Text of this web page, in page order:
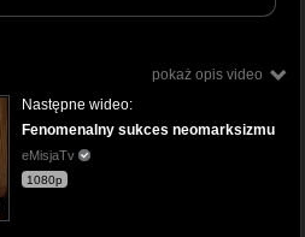
pokaż opis video
Następne wideo:
Fenomenalny sukces neomarksizmu
eMisjaTv
1080p